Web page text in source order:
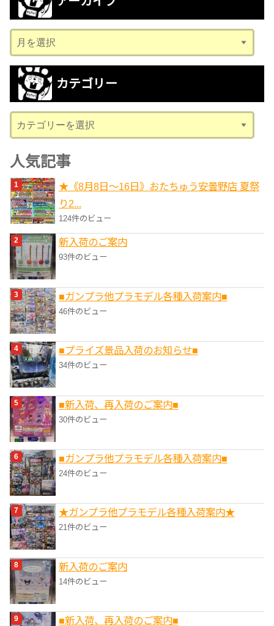
ー
カ
ブ
カテゴリー
テ
ゴ
リ
ー
人気記事
★《8月8日～16日》おたちゅう安曇野店 夏祭
り2...
124件のビュー
新入荷のご案内
93件のビュー
■ガンプラ他プラモデル各種入荷案内■
46件のビュー
■プライズ景品入荷のお知らせ■
34件のビュー
■新入荷、再入荷のご案内■
30件のビュー
■ガンプラ他プラモデル各種入荷案内■
24件のビュー
★ガンプラ他プラモデル各種入荷案内★
21件のビュー
新入荷のご案内
14件のビュー
■新入荷、再入荷のご案内■